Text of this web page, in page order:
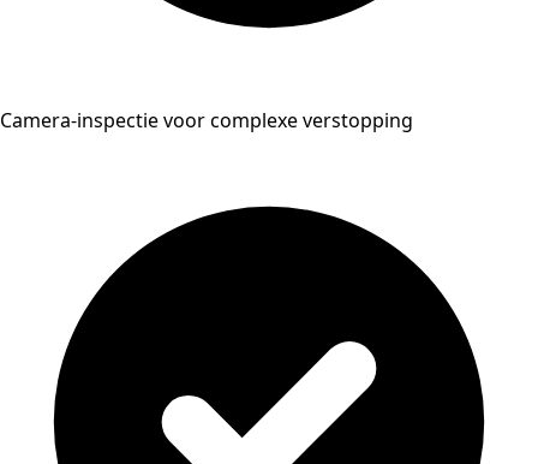
Camera-inspectie voor complexe verstopping